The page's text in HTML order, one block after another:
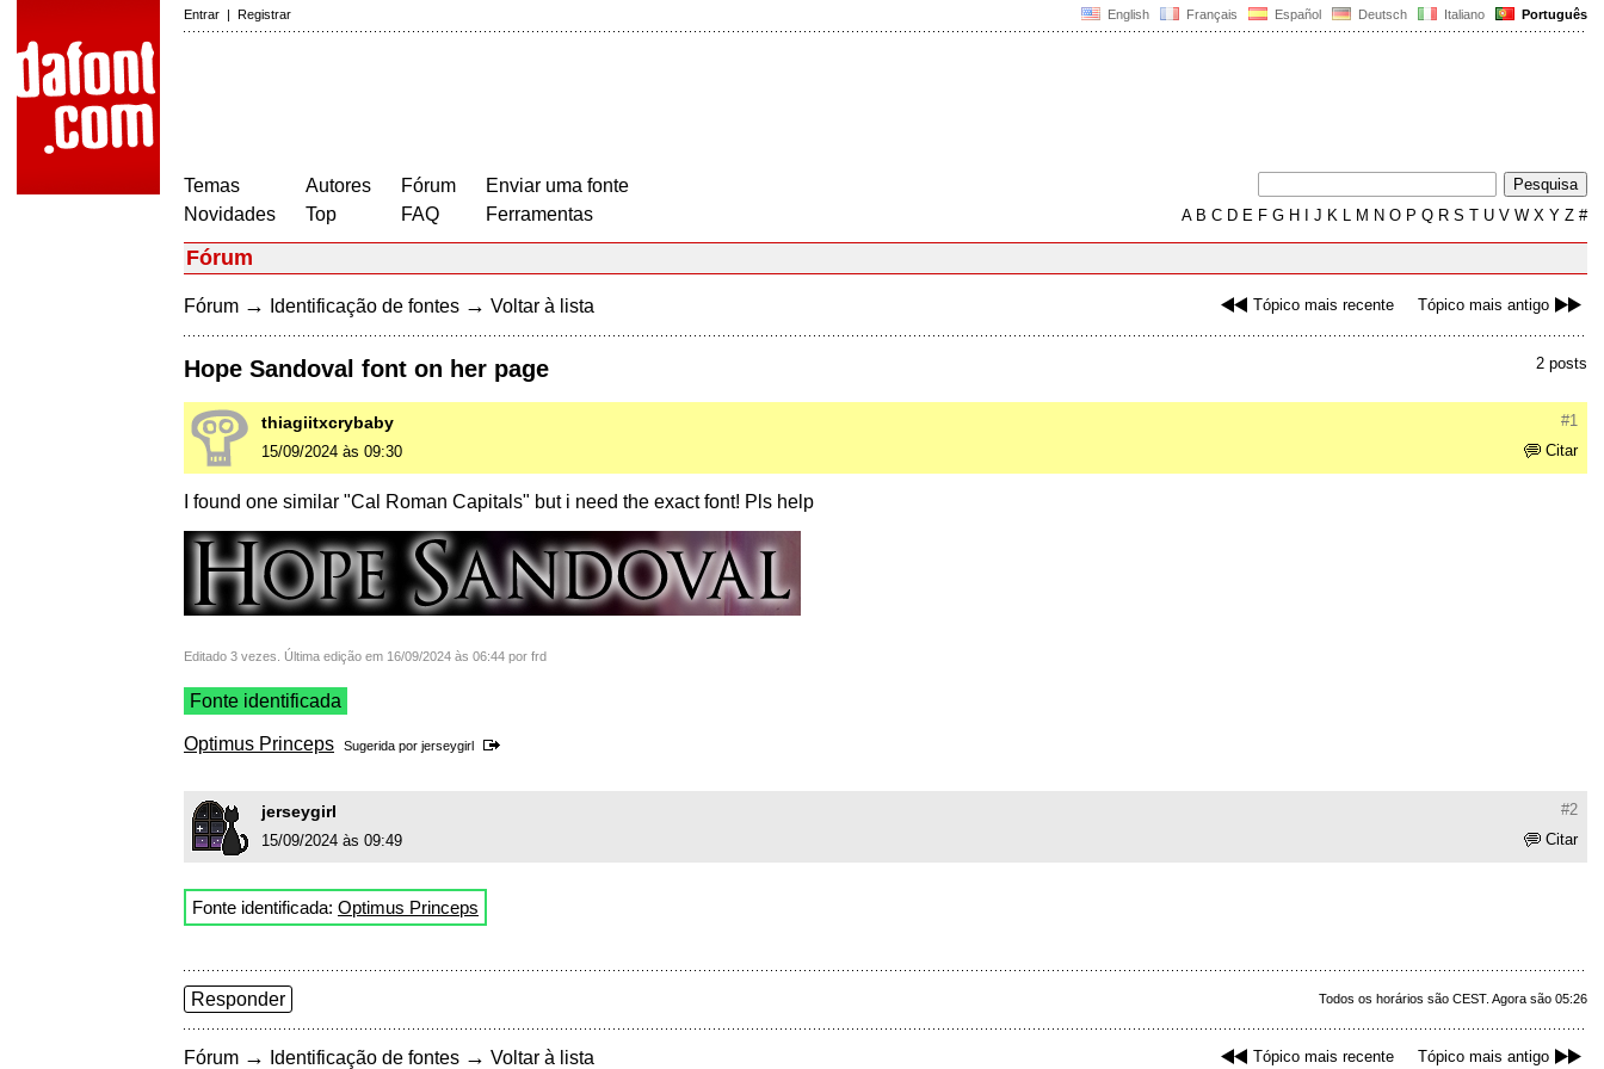
English Français Español Deutsch Italiano Português
Entrar | Registrar
Temas
Novidades
Autores
Top
Fórum
FAQ
Enviar uma fonte
Ferramentas
AB C D E F G H J K L M N O P Q R S T U V W X Y Z #
Fórum
Tópico mais recente Tópico mais antigo
Fórum → Identificação de fontes → Voltar à lista
2 posts
Hope Sandoval font on her page
#1
thiagiitxcrybaby
Citar
15/09/2024 às 09:30
I found one similar "Cal Roman Capitals" but i need the exact font! Pls help
Editado 3 vezes. Última edição em 16/09/2024 às 06:44 por frd
Fonte identificada
Optimus Princeps Sugerida por jerseygirl
#2
jerseygirl
Citar
15/09/2024 às 09:49
Fonte identificada: Optimus Princeps
Todos os horários são CEST. Agora são 05:26
Responder
Tópico mais recente Tópico mais antigo
Fórum → Identificação de fontes → Voltar à lista